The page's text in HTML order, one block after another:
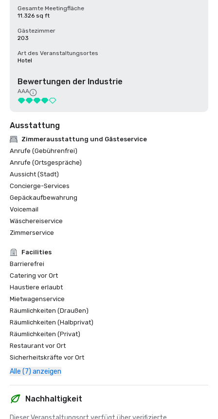
Gesamte Meetingfläche
11.326 sq ft
Gästezimmer
203
Art des Veranstaltungsortes
Hotel
Bewertungen der Industrie
AAA
Ausstattung
Zimmerausstattung und Gästeservice
Anrufe (Gebührenfrei)
Anrufe (Ortsgespräche)
Aussicht (Stadt)
Concierge-Services
Gepäckaufbewahrung
Voicemail
Wäschereiservice
Zimmerservice
Facilities
Barrierefrei
Catering vor Ort
Haustiere erlaubt
Mietwagenservice
Räumlichkeiten (Draußen)
Räumlichkeiten (Halbprivat)
Räumlichkeiten (Privat)
Restaurant vor Ort
Sicherheitskräfte vor Ort
Alle (7) anzeigen
Nachhaltigkeit